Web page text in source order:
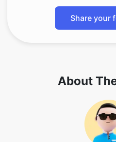
Share your
About